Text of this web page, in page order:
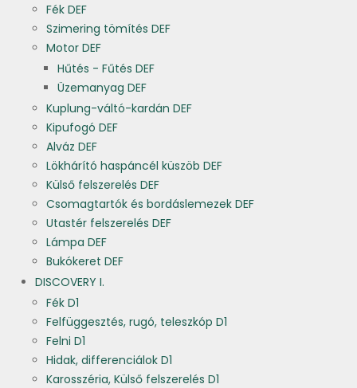
Fék DEF
Szimering tömítés DEF
Motor DEF
Hűtés - Fűtés DEF
Üzemanyag DEF
Kuplung-váltó-kardán DEF
Kipufogó DEF
Alváz DEF
Lökhárító haspáncél küszöb DEF
Külső felszerelés DEF
Csomagtartók és bordáslemezek DEF
Utastér felszerelés DEF
Lámpa DEF
Bukókeret DEF
DISCOVERY I.
Fék D1
Felfüggesztés, rugó, teleszkóp D1
Felni D1
Hidak, differenciálok D1
Karosszéria, Külső felszerelés D1